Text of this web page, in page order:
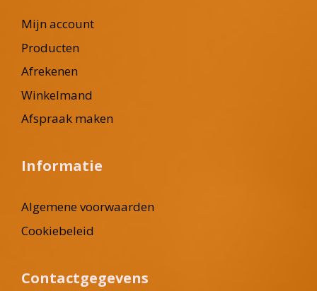
Mijn account
Producten
Afrekenen
Winkelmand
Afspraak maken
Informatie
Algemene voorwaarden
Cookiebeleid
Contactgegevens